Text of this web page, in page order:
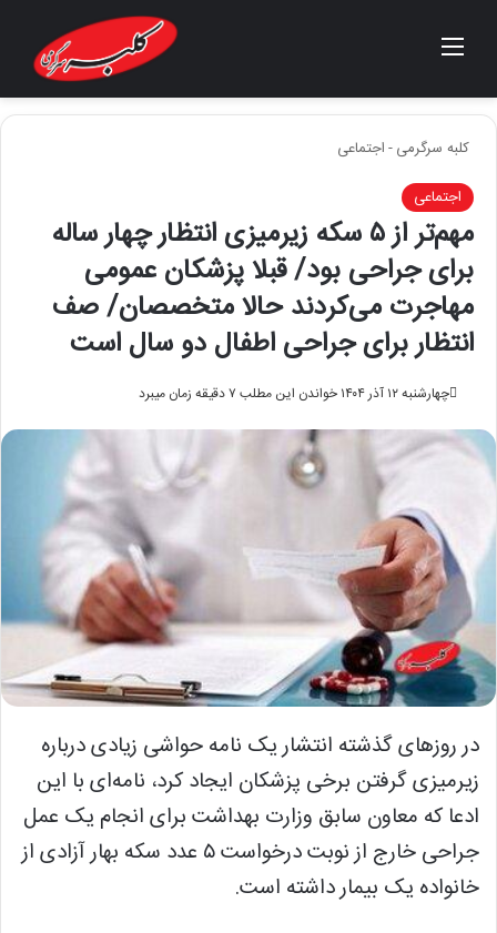
منو
کلبه سرگرمی-اجتماعی
اجتماعی
مهم‌تر از ۵ سکه زیرمیزی انتظار چهار ساله
برای جراحی بود/ قبلا پزشکان عمومی
مهاجرت می‌کردند حالا متخصصان/ صف
انتظار برای جراحی اطفال دو سال است
چهارشنبه ۱۲ آذر ۱۴۰۴ خواندن این مطلب ۷ دقیقه زمان میبرد
در روزهای گذشته انتشار یک نامه حواشی زیادی درباره
زیرمیزی گرفتن برخی پزشکان ایجاد کرد، نامه‌ای با این
ادعا که معاون سابق وزارت بهداشت برای انجام یک عمل
جراحی خارج از نوبت درخواست ۵ عدد سکه بهار آزادی از
خانواده یک بیمار داشته است.